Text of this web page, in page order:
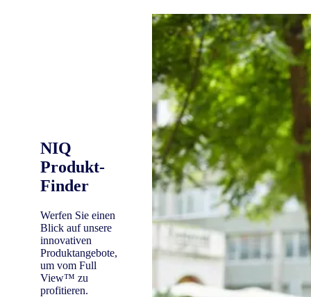
NIQ
Produkt-
Finder
Werfen Sie einen
Blick auf unsere
innovativen
Produktangebote,
um vom Full
View™ zu
profitieren.